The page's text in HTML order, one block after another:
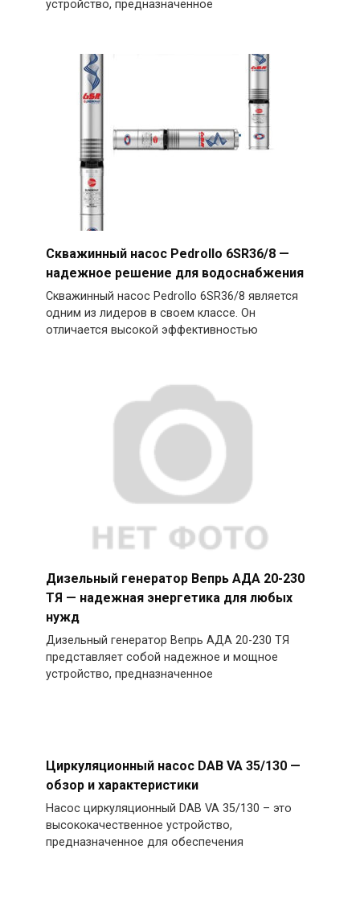
устройство, предназначенное
Скважинный насос Pedrollo 6SR36/8 —
надежное решение для водоснабжения
Скважинный насос Pedrollo 6SR36/8 является
одним из лидеров в своем классе. Он
отличается высокой эффективностью
Дизельный генератор Вепрь АДА 20-230
ТЯ — надежная энергетика для любых
нужд
Дизельный генератор Вепрь АДА 20-230 ТЯ
представляет собой надежное и мощное
устройство, предназначенное
Циркуляционный насос DAB VA 35/130 —
обзор и характеристики
Насос циркуляционный DAB VA 35/130 – это
высококачественное устройство,
предназначенное для обеспечения